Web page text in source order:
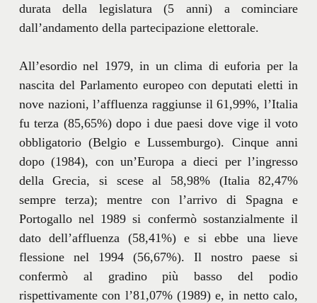
durata della legislatura (5 anni) a cominciare
dall’andamento della partecipazione elettorale.
All’esordio nel 1979, in un clima di euforia per la
nascita del Parlamento europeo con deputati eletti in
nove nazioni, l’affluenza raggiunse il 61,99%, l’Italia
fu terza (85,65%) dopo i due paesi dove vige il voto
obbligatorio (Belgio e Lussemburgo). Cinque anni
dopo (1984), con un’Europa a dieci per l’ingresso
della Grecia, si scese al 58,98% (Italia 82,47%
sempre terza); mentre con l’arrivo di Spagna e
Portogallo nel 1989 si confermò sostanzialmente il
dato dell’affluenza (58,41%) e si ebbe una lieve
flessione nel 1994 (56,67%). Il nostro paese si
confermò al gradino più basso del podio
rispettivamente con l’81,07% (1989) e, in netto calo,